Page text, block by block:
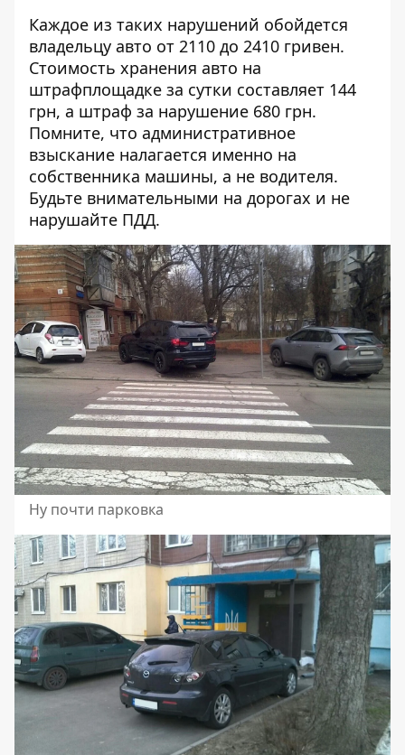
Каждое из таких нарушений обойдется
владельцу авто от 2110 до 2410 гривен.
Стоимость хранения авто на
штрафплощадке за сутки составляет 144
грн, а штраф за нарушение 680 грн.
Помните, что административное
взыскание налагается именно на
собственника машины, а не водителя.
Будьте внимательными на дорогах и не
нарушайте ПДД.
Ну почти парковка